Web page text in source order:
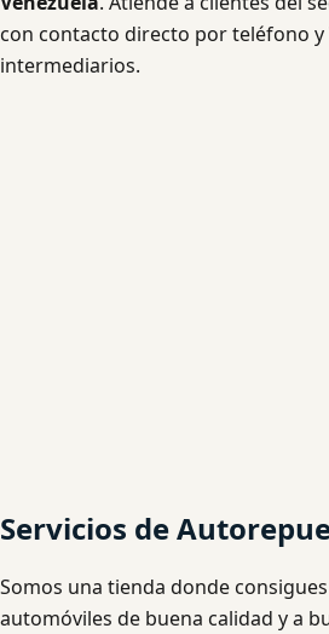
con contacto directo por teléfono y
intermediarios.
Servicios de
Somos una tienda donde
automóviles de buena calidad y a